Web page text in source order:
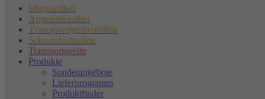
Shopartikel
Apparaterollen
Transportgeräterollen
Schwerlastrollen
Transportgeräte
Produkte
Sonderangebote
Lieferprogramm
Produktfinder